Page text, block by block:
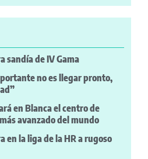
sandía de IV Gama
no es llegar pronto,
en Blanca el centro de
avanzado del mundo
en la liga de la HR a rugoso